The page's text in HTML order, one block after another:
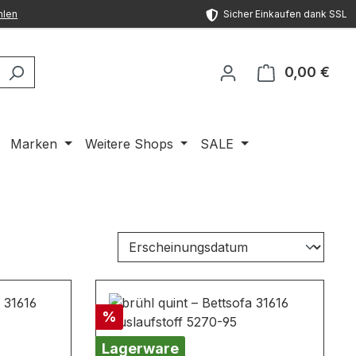
Sicher Einkaufen dank SSL
0,00 €
Marken Weitere Shops SALE
Rabatt
%
Lagerware